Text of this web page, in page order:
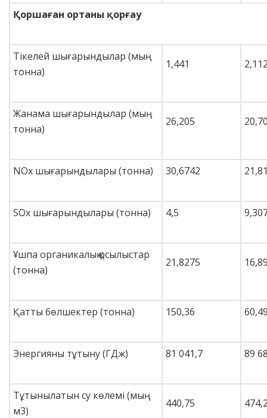
Қоршаған ортаны қорғау
Тікелей шығарындылар (мың
тонна)
1,441
Жанама шығарындылар (мың
тонна)
26,205
NOx шығарындылары (тонна) 30,6742
SOx шығарындылары (тонна) 4,5
Ұшпа органикалық қосылыстар
(тонна)
21,8275
Қатты бөлшектер (тонна) 150,36
Энергияны тұтыну (ГДж) 81 041,7 89
Тұтынылатын су көлемі (мың
м3)
440,75